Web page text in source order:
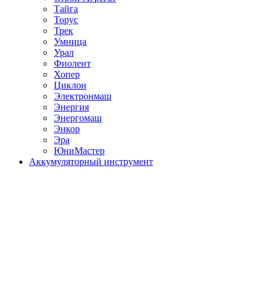
Тайга
Торус
Трек
Умница
Урал
Фиолент
Хопер
Циклон
Электронмаш
Энергия
Энергомаш
Энкор
Эра
ЮниМастер
Аккумуляторный инструмент